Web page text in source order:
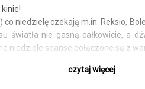
co niedzielę czekają m.in. Reksio,
światła nie gasną całkowicie, a
niedziele seanse połączone są z
się do kasy popamiątkowy dyplom!
czytaj więcej